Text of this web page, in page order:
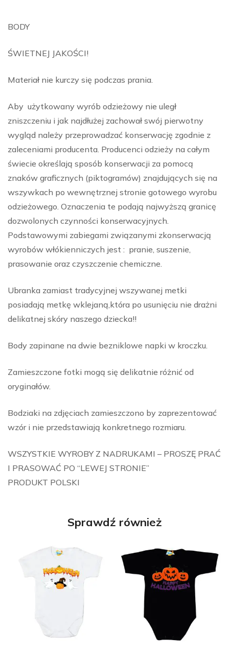
BODY
ŚWIETNEJ JAKOŚCI!
Materiał nie kurczy się podczas prania.
Aby użytkowany wyrób odzieżowy nie uległ
zniszczeniu i jak najdłużej zachował swój pierwotny
wygląd należy przeprowadzać konserwację zgodnie z
zaleceniami producenta. Producenci odzieży na całym
świecie określają sposób konserwacji za pomocą
znaków graficznych (piktogramów) znajdujących się na
wszywkach po wewnętrznej stronie gotowego wyrobu
odzieżowego. Oznaczenia te podają najwyższą granicę
dozwolonych czynności konserwacyjnych.
Podstawowymi zabiegami związanymi zkonserwacją
wyrobów włókienniczych jest : pranie, suszenie,
prasowanie oraz czyszczenie chemiczne.
Ubranka zamiast tradycyjnej wszywanej metki
posiadają metkę wklejaną,która po usunięciu nie drażni
delikatnej skóry naszego dziecka!!
Body zapinane na dwie bezniklowe napki w kroczku.
Zamieszczone fotki mogą się delikatnie różnić od
oryginałów.
Bodziaki na zdjęciach zamieszczono by zaprezentować
wzór i nie przedstawiają konkretnego rozmiaru.
WSZYSTKIE WYROBY Z NADRUKAMI – PROSZĘ PRAĆ
I PRASOWAĆ PO “LEWEJ STRONIE”
PRODUKT POLSKI
Sprawdź również